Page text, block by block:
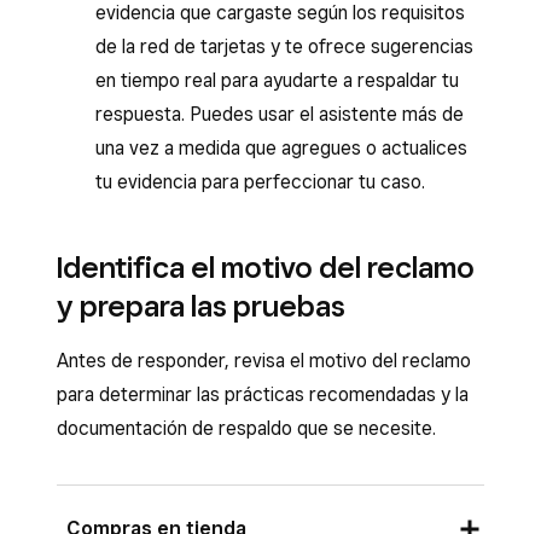
evidencia que cargaste según los requisitos
de la red de tarjetas y te ofrece sugerencias
en tiempo real para ayudarte a respaldar tu
respuesta. Puedes usar el asistente más de
una vez a medida que agregues o actualices
tu evidencia para perfeccionar tu caso.
Identifica el motivo del reclamo
y prepara las pruebas
Antes de responder, revisa el motivo del reclamo
para determinar las prácticas recomendadas y la
documentación de respaldo que se necesite.
Compras en tienda